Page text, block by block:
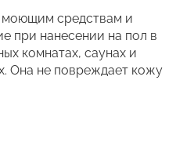
моющим средствам и
при нанесении на пол в
комнатах, саунах и
Она не повреждает кожу